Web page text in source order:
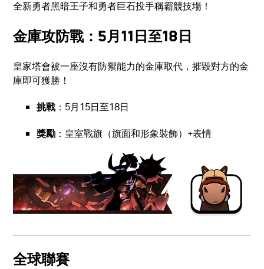
全新勇者黑暗王子和勇者巨石投手稱霸競技場！
金庫攻防戰：5月11日至18日
皇家塔會被一座沒有防禦能力的金庫取代，摧毀對方的金
庫即可獲勝！
挑戰：5月15日至18日
獎勵 ：皇室戰旗（旗面和形象裝飾）+表情
全球聯賽